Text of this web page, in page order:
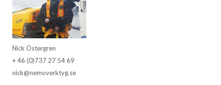
Nick Östergren
+ 46 (0)737 27 54 69
nick@nemoverktyg.se